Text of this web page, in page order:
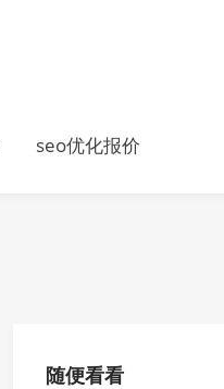
seo优化报价
随便看看